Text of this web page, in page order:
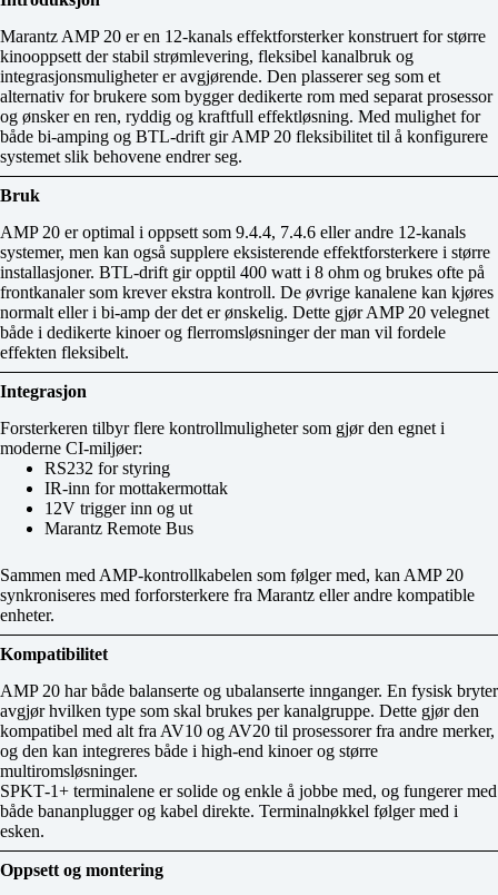
Marantz AMP 20 er en 12‑kanals effektforsterker konstruert for større
kinooppsett der stabil strømlevering, fleksibel kanalbruk og
integrasjonsmuligheter er avgjørende. Den plasserer seg som et
alternativ for brukere som bygger dedikerte rom med separat prosessor
og ønsker en ren, ryddig og kraftfull effektløsning. Med mulighet for
både bi‑amping og BTL‑drift gir AMP 20 fleksibilitet til å konfigurere
systemet slik behovene endrer seg.
Bruk
AMP 20 er optimal i oppsett som 9.4.4, 7.4.6 eller andre 12‑kanals
systemer, men kan også supplere eksisterende effektforsterkere i større
installasjoner. BTL‑drift gir opptil 400 watt i 8 ohm og brukes ofte på
frontkanaler som krever ekstra kontroll. De øvrige kanalene kan kjøres
normalt eller i bi‑amp der det er ønskelig. Dette gjør AMP 20 velegnet
både i dedikerte kinoer og flerromsløsninger der man vil fordele
effekten fleksibelt.
Integrasjon
Forsterkeren tilbyr flere kontrollmuligheter som gjør den egnet i
moderne CI‑miljøer:
RS232 for styring
IR‑inn for mottakermottak
12V trigger inn og ut
Marantz Remote Bus
Sammen med AMP‑kontrollkabelen som følger med, kan AMP 20
synkroniseres med forforsterkere fra Marantz eller andre kompatible
enheter.
Kompatibilitet
AMP 20 har både balanserte og ubalanserte innganger. En fysisk bryter
avgjør hvilken type som skal brukes per kanalgruppe. Dette gjør den
kompatibel med alt fra AV10 og AV20 til prosessorer fra andre merker,
og den kan integreres både i high‑end kinoer og større
multiromsløsninger.
SPKT‑1+ terminalene er solide og enkle å jobbe med, og fungerer med
både bananplugger og kabel direkte. Terminalnøkkel følger med i
esken.
Oppsett og montering